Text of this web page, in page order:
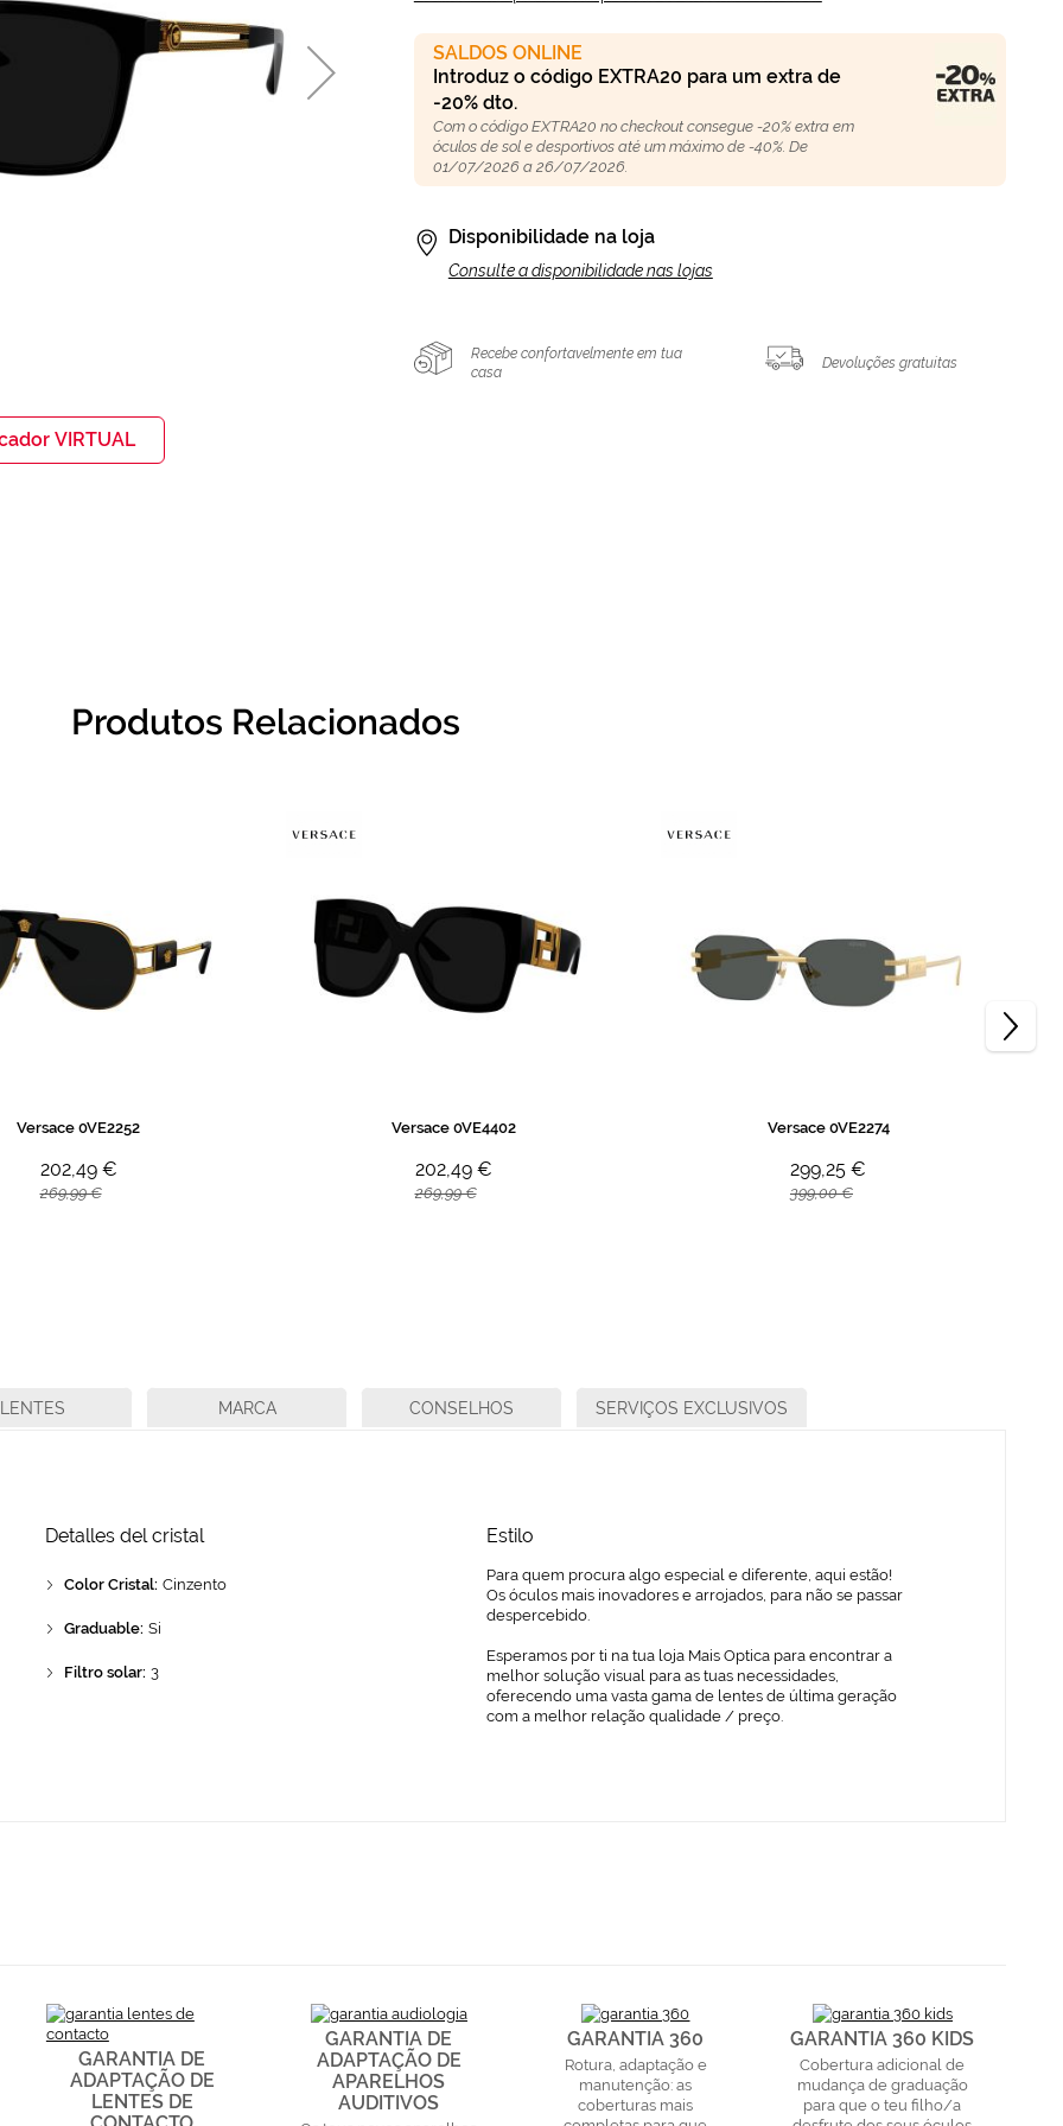
VIRTUAL
SALDOS ONLINE
Introduz o código EXTRA20 para um extra de
-20% dto.
Com o código EXTRA20 no checkout consegue -20% extra em
óculos de sol e desportivos até um máximo de -40%. De
01/07/2026 a 26/07/2026.
Disponibilidade na loja
Consulte a disponibilidade nas lojas
Recebe confortavelmente em tua
casa
Devoluções gratuitas
Produtos Relacionados
Versace 0VE2252
202,49 €
269,99 €
Versace 0VE4402
202,49 €
269,99 €
Versace 0VE2274
299,25 €
399,00 €
Detalles del cristal
Color Cristal: Cinzento
Graduable: Si
Filtro solar: 3
Estilo
Para quem procura algo especial e diferente, aqui estão!
Os óculos mais inovadores e arrojados, para não se passar
despercebido.
Esperamos por ti na tua loja Mais Optica para encontrar a
melhor solução visual para as tuas necessidades,
oferecendo uma vasta gama de lentes de última geração
com a melhor relação qualidade / preço.
LENTES MARCA CONSELHOS SERVIÇOS EXCLUSIVOS
GARANTIA DE
ADAPTAÇÃO DE
LENTES DE
GARANTIA DE
ADAPTAÇÃO DE
APARELHOS
AUDITIVOS
GARANTIA 360
Rotura, adaptação e
manutenção: as
coberturas mais
GARANTIA 360 KIDS
Cobertura adicional de
mudança de graduação
para que o teu filho/a